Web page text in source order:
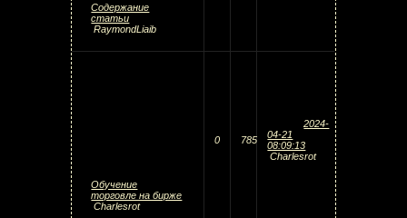
Содержание
статьи
RaymondLiaib
Обучение
торговле на бирже
Charlesrot
0 785
2024-
04-21
08:09:13
Charlesrot